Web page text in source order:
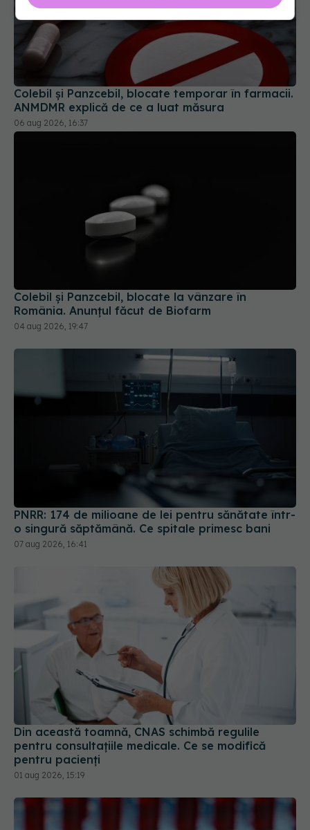
Colebil și Panzcebil, blocate temporar în farmacii.
ANMDMR explică de ce a luat măsura
06 aug 2026, 16:37
Colebil și Panzcebil, blocate la vânzare în
România. Anunțul făcut de Biofarm
04 aug 2026, 19:47
PNRR: 174 de milioane de lei pentru sănătate într-
o singură săptămână. Ce spitale primesc bani
07 aug 2026, 16:41
Din această toamnă, CNAS schimbă regulile
pentru consultațiile medicale. Ce se modifică
pentru pacienți
01 aug 2026, 15:19